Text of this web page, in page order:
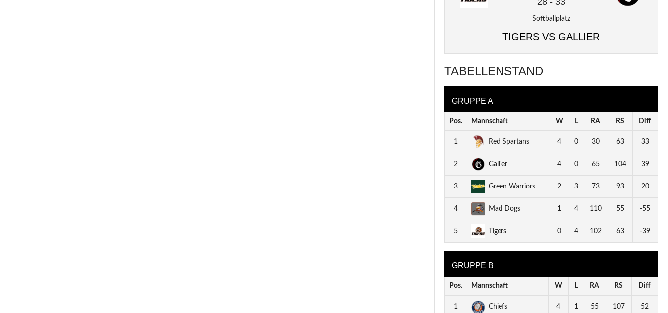
28- 33
Softballplatz
TIGERS VS GALLIER
TABELLENSTAND
GRUPPE A
Pos. Mannschaft W L RA RS Diff
1 Red Spartans 4 0 30 63 33
2 Gallier 4 0 65 104 39
3 Green Warriors 2 3 73 93 20
4 Mad Dogs 1 4 110 55 -55
5 Tigers 0 4 102 63 -39
GRUPPE B
Pos. Mannschaft W L RA RS Diff
1 Chiefs 4 1 55 107 52